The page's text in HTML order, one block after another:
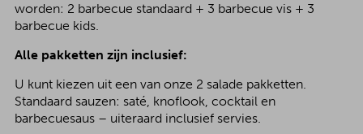
worden: 2 barbecue standaard + 3 barbecue vis + 3
barbecue kids.
Alle pakketten zijn inclusief:
U kunt kiezen uit een van onze 2 salade pakketten.
Standaard sauzen: saté, knoflook, cocktail en
barbecuesaus – uiteraard inclusief servies.